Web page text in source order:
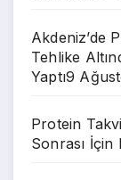
Akdeniz’de
Tehlike
Yaptı9
Protein
Sonrası İçin